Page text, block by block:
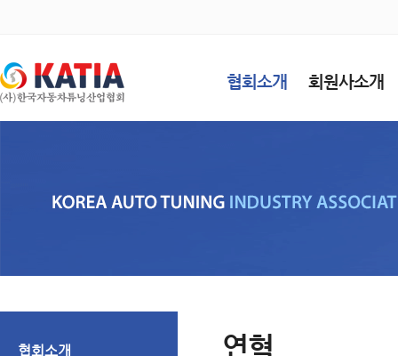
협회소개 회원사소개
협회소개 연혁